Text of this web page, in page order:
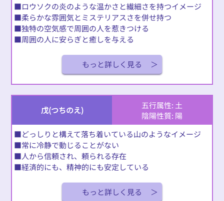
■ロウソクの炎のような温かさと繊細さを持つイメージ
■柔らかな雰囲気とミステリアスさを併せ持つ
■独特の空気感で周囲の人を惹きつける
■周囲の人に安らぎと癒しを与える
もっと詳しく見る
戊(つちのえ)
五行属性: 土
陰陽性質: 陽
■どっしりと構えて落ち着いている山のようなイメージ
■常に冷静で動じることがない
■人から信頼され、頼られる存在
■経済的にも、精神的にも安定している
もっと詳しく見る